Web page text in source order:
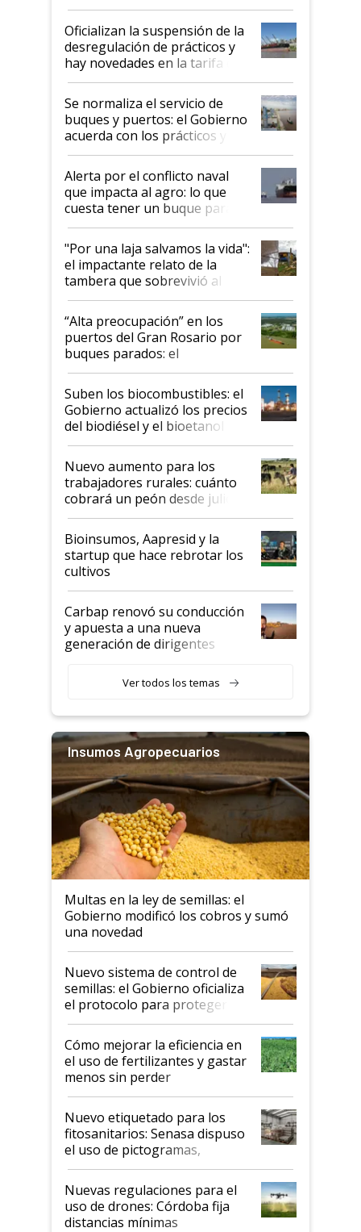
Oficializan la suspensión de la
desregulación de prácticos y
hay novedades en la tarifa de
la hidrovía
Se normaliza el servicio de
buques y puertos: el Gobierno
acuerda con los prácticos y
suspende el decreto de
desregulación
Alerta por el conflicto naval
que impacta al agro: lo que
cuesta tener un buque parado
y el peligro de que Argentina
pase a ser "país sucio"
"Por una laja salvamos la vida":
el impactante relato de la
tambera que sobrevivió al
tornado
“Alta preocupación” en los
puertos del Gran Rosario por
buques parados: el
funcionamiento de las
exportadoras en tensión tras
la medida de fuerza de los
prácticos
Suben los biocombustibles: el
Gobierno actualizó los precios
del biodiésel y el bioetanol
Nuevo aumento para los
trabajadores rurales: cuánto
cobrará un peón desde julio
Bioinsumos, Aapresid y la
startup que hace rebrotar los
cultivos
Carbap renovó su conducción
y apuesta a una nueva
generación de dirigentes
Ver todos los temas
Insumos Agropecuarios
Multas en la ley de semillas: el
Gobierno modificó los cobros y sumó
una novedad
Nuevo sistema de control de
semillas: el Gobierno oficializa
el protocolo para proteger la
propiedad intelectual
Cómo mejorar la eficiencia en
el uso de fertilizantes y gastar
menos sin perder
productividad en la campaña
fina
Nuevo etiquetado para los
fitosanitarios: Senasa dispuso
el uso de pictogramas,
palabras de advertencia e
indicaciones
Nuevas regulaciones para el
uso de drones: Córdoba fija
distancias mínimas